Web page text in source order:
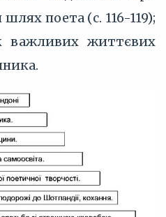
поета (с. 116-119);
важливих життєвих